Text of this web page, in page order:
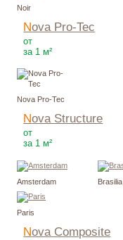
Noir
Nova Pro-Tec
от
за 1 м²
Nova Pro-Tec
Nova Structure
от
за 1 м²
Amsterdam Brasilia
Paris
Nova Composite